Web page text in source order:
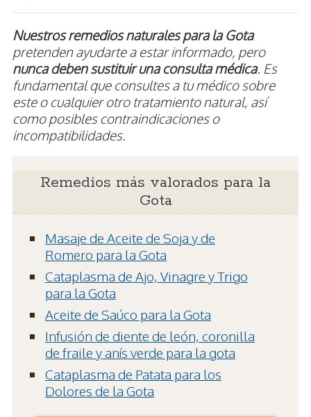
Nuestros remedios naturales para la Gota
pretenden ayudarte a estar informado, pero
nunca deben sustituir una consulta médica. Es
fundamental que consultes a tu médico sobre
este o cualquier otro tratamiento natural, así
como posibles contraindicaciones o
incompatibilidades.
Remedios más valorados para la
Gota
Masaje de Aceite de Soja y de
Romero para la Gota
Cataplasma de Ajo, Vinagre y Trigo
para la Gota
Aceite de Saúco para la Gota
Infusión de diente de león, coronilla
de fraile y anís verde para la gota
Cataplasma de Patata para los
Dolores de la Gota